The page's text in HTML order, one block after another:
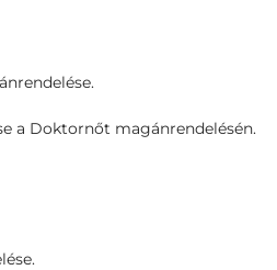
a Doktornőt magánrendelésén.